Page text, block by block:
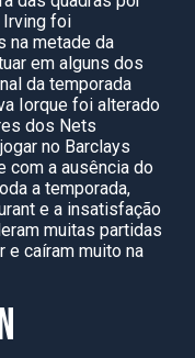
Irving foi
na metade da
em alguns dos
da temporada
Iorque foi alterado
dos Nets
no Barclays
com a ausência do
a temporada,
e a insatisfação
muitas partidas
e caíram muito na